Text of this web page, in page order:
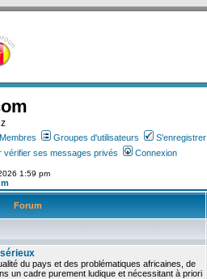
Groupes d'utilisateurs
S'enregistrer
vérifier ses messages privés Connexion
1:59 pm
Forum
du pays et des problématiques africaines, de
un cadre purement ludique et nécessitant à priori